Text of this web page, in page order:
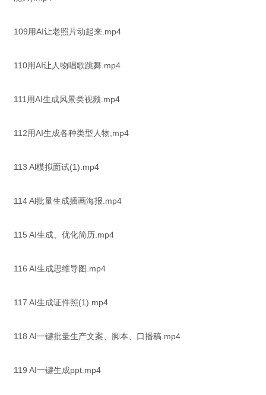
109用AI让老照片动起来.mp4
110用AI让人物唱歌跳舞.mp4
111用AI生成风景类视频.mp4
112用AI生成各种类型人物,mp4
113 Al模拟面试(1).mp4
114 Al批量生成插画海报.mp4
115 AI生成、优化简历.mp4
116 AI生成思维导图.mp4
117 AI生成证件照(1).mp4
118 AI一键批量生产文案、脚本、口播稿.mp4
119 AI一键生成ppt.mp4